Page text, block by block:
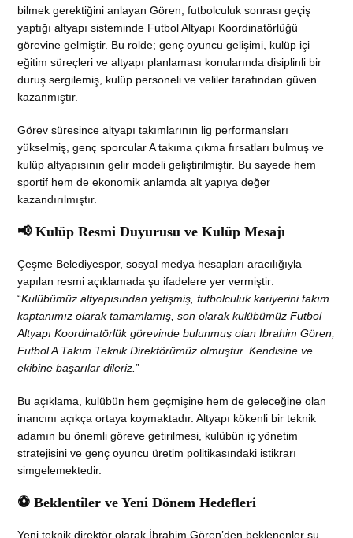
bilmek gerektiğini anlayan Gören, futbolculuk sonrası geçiş
yaptığı altyapı sisteminde Futbol Altyapı Koordinatörlüğü
görevine gelmiştir. Bu rolde; genç oyuncu gelişimi, kulüp içi
eğitim süreçleri ve altyapı planlaması konularında disiplinli bir
duruş sergilemiş, kulüp personeli ve veliler tarafından güven
kazanmıştır.
Görev süresince altyapı takımlarının lig performansları
yükselmiş, genç sporcular A takıma çıkma fırsatları bulmuş ve
kulüp altyapısının gelir modeli geliştirilmiştir. Bu sayede hem
sportif hem de ekonomik anlamda alt yapıya değer
kazandırılmıştır.
📢 Kulüp Resmi Duyurusu ve Kulüp Mesajı
Çeşme Belediyespor, sosyal medya hesapları aracılığıyla
yapılan resmi açıklamada şu ifadelere yer vermiştir:
“Kulübümüz altyapısından yetişmiş, futbolculuk kariyerini takım
kaptanımız olarak tamamlamış, son olarak kulübümüz Futbol
Altyapı Koordinatörlük görevinde bulunmuş olan İbrahim Gören,
Futbol A Takım Teknik Direktörümüz olmuştur. Kendisine ve
ekibine başarılar dileriz.”
Bu açıklama, kulübün hem geçmişine hem de geleceğine olan
inancını açıkça ortaya koymaktadır. Altyapı kökenli bir teknik
adamın bu önemli göreve getirilmesi, kulübün iç yönetim
stratejisini ve genç oyuncu üretim politikasındaki istikrarı
simgelemektedir.
⚽ Beklentiler ve Yeni Dönem Hedefleri
Yeni teknik direktör olarak İbrahim Gören’den beklenenler şu